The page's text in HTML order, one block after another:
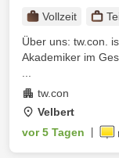
Vollzeit
Über uns: tw.con.
Akademiker im
tw.con
Velbert
vor 5 Tagen